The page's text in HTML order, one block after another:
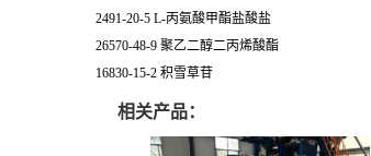
2491-20-5 L-丙氨酸甲酯盐酸盐
26570-48-9 聚乙二醇二丙烯酸酯
16830-15-2 积雪草苷
相关产品：